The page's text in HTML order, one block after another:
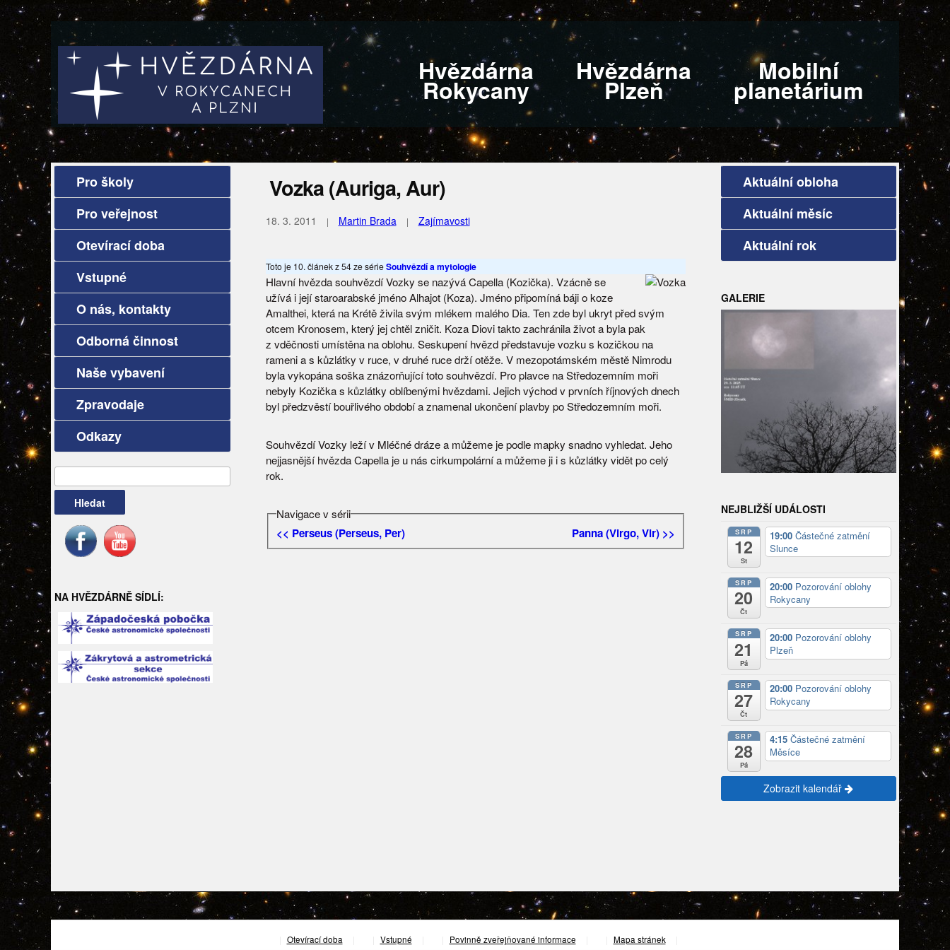
Hvězdárna
Rokycany
Hvězdárna
Plzeň
Mobilní
planetárium
Pro školy
Pro veřejnost
Otevírací doba
Vstupné
O nás, kontakty
Odborná činnost
Naše vybavení
Zpravodaje
Odkazy
NA HVĚZDÁRNĚ SÍDLÍ:
Vozka (Auriga, Aur)
18. 3. 2011 Martin Brada Zajímavosti
Toto je 10. článek z 54 ze sérieSouhvězdí a mytologie
Hlavní hvězda souhvězdí Vozky se nazývá Capella (Kozička). Vzácně se
užívá i její staroarabské jméno Alhajot (Koza). Jméno připomíná báji o koze
Amalthei, která na Krétě živila svým mlékem malého Dia. Ten zde byl ukryt před svým
otcem Kronosem, který jej chtěl zničit. Koza Diovi takto zachránila život a byla pak
z vděčnosti umístěna na oblohu. Seskupení hvězd představuje vozku s kozičkou na
rameni a s kůzlátky v ruce, v druhé ruce drží otěže. V mezopotámském městě Nimrodu
byla vykopána soška znázorňující toto souhvězdí. Pro plavce na Středozemním moři
nebyly Kozička s kůzlátky oblíbenými hvězdami. Jejich východ v prvních říjnových dnech
byl předzvěstí bouřlivého období a znamenal ukončení plavby po Středozemním moři.
Souhvězdí Vozky leží v Mléčné dráze a můžeme je podle mapky snadno vyhledat. Jeho
nejjasnější hvězda Capella je u nás cirkumpolární a můžeme ji i s kůzlátky vidět po celý
rok.
Navigace v sérii
<< Perseus (Perseus, Per) Panna (Virgo, Vir) >>
Aktuální obloha
Aktuální měsíc
Aktuální rok
GALERIE
NEJBLIŽŠÍ UDÁLOSTI
SRP
12
St
19:00 Částečné zatmění
Slunce
SRP
20
Čt
20:00 Pozorování oblohy
Rokycany
SRP
21
Pá
20:00 Pozorování oblohy
Plzeň
SRP
27
Čt
20:00 Pozorování oblohy
Rokycany
SRP
28
Pá
4:15 Částečné zatmění
Měsíce
Zobrazit kalendář
Otevírací doba Vstupné Povinně zveřejňované informace Mapa stránek